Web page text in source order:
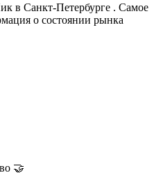
в Санкт-Петербурге . Самое
о состоянии рынка
🤝